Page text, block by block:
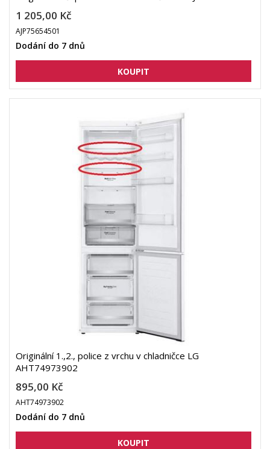
1 205,00 Kč
AJP75654501
Dodání do 7 dnů
Originální 1.,2., police z vrchu v chladničce LG
AHT74973902
895,00 Kč
AHT74973902
Dodání do 7 dnů